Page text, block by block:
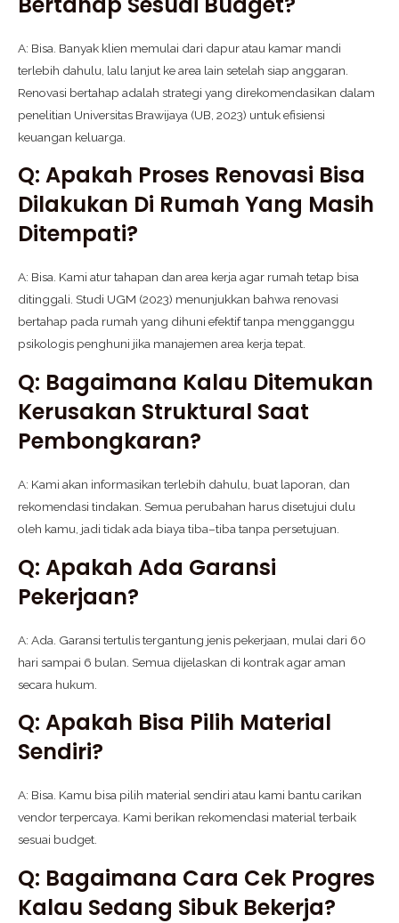
A: Bisa. Banyak klien memulai dari dapur atau kamar mandi
terlebih dahulu, lalu lanjut ke area lain setelah siap anggaran.
Renovasi bertahap adalah strategi yang direkomendasikan dalam
penelitian Universitas Brawijaya (UB, 2023) untuk efisiensi
keuangan keluarga.
Q: Apakah Proses Renovasi Bisa
Dilakukan Di Rumah Yang Masih
Ditempati?
A: Bisa. Kami atur tahapan dan area kerja agar rumah tetap bisa
ditinggali. Studi UGM (2023) menunjukkan bahwa renovasi
bertahap pada rumah yang dihuni efektif tanpa mengganggu
psikologis penghuni jika manajemen area kerja tepat.
Q: Bagaimana Kalau Ditemukan
Kerusakan Struktural Saat
Pembongkaran?
A: Kami akan informasikan terlebih dahulu, buat laporan, dan
rekomendasi tindakan. Semua perubahan harus disetujui dulu
oleh kamu, jadi tidak ada biaya tiba–tiba tanpa persetujuan.
Q: Apakah Ada Garansi
Pekerjaan?
A: Ada. Garansi tertulis tergantung jenis pekerjaan, mulai dari 60
hari sampai 6 bulan. Semua dijelaskan di kontrak agar aman
secara hukum.
Q: Apakah Bisa Pilih Material
Sendiri?
A: Bisa. Kamu bisa pilih material sendiri atau kami bantu carikan
vendor terpercaya. Kami berikan rekomendasi material terbaik
sesuai budget.
Q: Bagaimana Cara Cek Progres
Kalau Sedang Sibuk Bekerja?